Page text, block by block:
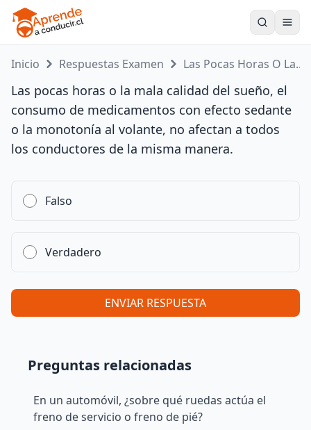
Inicio Respuestas Examen Las Pocas Horas O La...
Las pocas horas o la mala calidad del sueño, el
consumo de medicamentos con efecto sedante
o la monotonía al volante, no afectan a todos
los conductores de la misma manera.
Falso
Verdadero
ENVIAR RESPUESTA
Preguntas relacionadas
En un automóvil, ¿sobre qué ruedas actúa el
freno de servicio o freno de pié?